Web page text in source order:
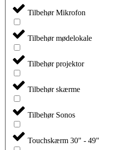
Tilbehør Mikrofon
Tilbehør mødelokale
Tilbehør projektor
Tilbehør skærme
Tilbehør Sonos
Touchskærm 30" - 49"